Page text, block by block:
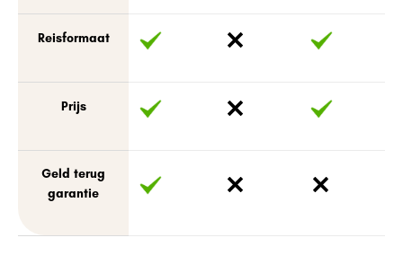
Reisformaat
Prijs
Geld terug
garantie